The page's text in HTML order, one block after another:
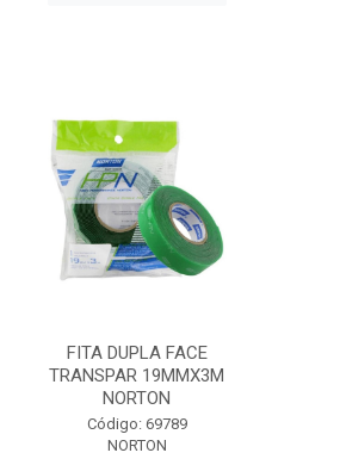
FITA DUPLA FACE
TRANSPAR 19MMX3M
NORTON
Código: 69789
NORTON